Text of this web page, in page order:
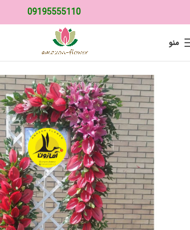
09195555110
منو